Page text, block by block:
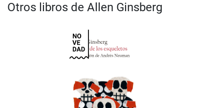
Otros libros de Allen Ginsberg